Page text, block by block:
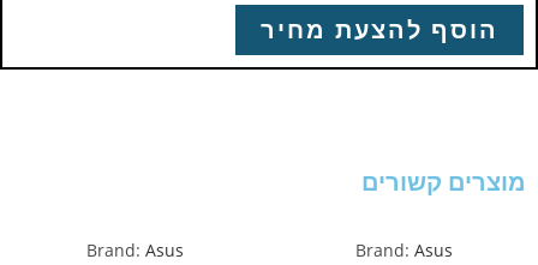
הוסף להצעת מחיר
מוצרים קשורים
Brand: Asus
Brand: Asus